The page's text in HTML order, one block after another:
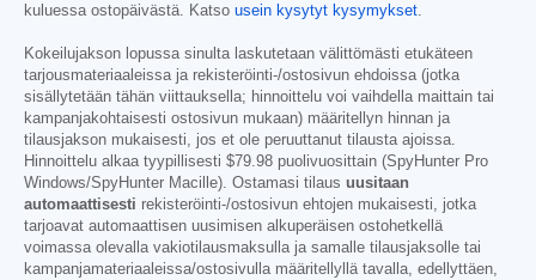
kuluessa ostopäivästä. Katso usein kysytyt kysymykset.
Kokeilujakson lopussa sinulta laskutetaan välittömästi etukäteen
tarjousmateriaaleissa ja rekisteröinti-/ostosivun ehdoissa (jotka
sisällytetään tähän viittauksella; hinnoittelu voi vaihdella maittain tai
kampanjakohtaisesti ostosivun mukaan) määritellyn hinnan ja
tilausjakson mukaisesti, jos et ole peruuttanut tilausta ajoissa.
Hinnoittelu alkaa tyypillisesti $79.98 puolivuosittain (SpyHunter Pro
Windows/SpyHunter Macille). Ostamasi tilaus uusitaan
automaattisesti rekisteröinti-/ostosivun ehtojen mukaisesti, jotka
tarjoavat automaattisen uusimisen alkuperäisen ostohetkellä
voimassa olevalla vakiotilausmaksulla ja samalle tilausjaksolle tai
kampanjamateriaaleissa/ostosivulla määritellyllä tavalla, edellyttäen,